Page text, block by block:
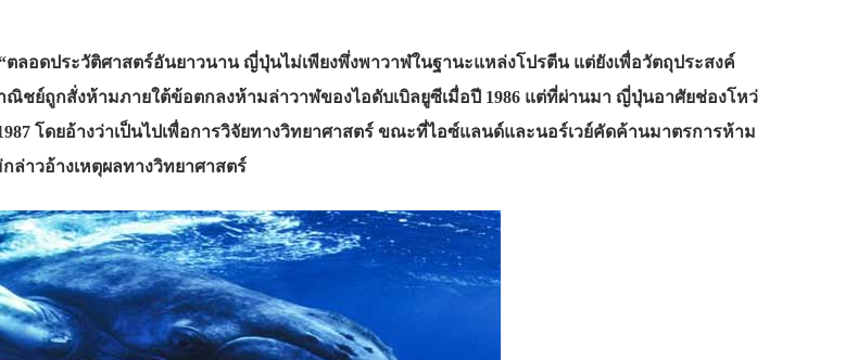
ตลอดประวัติศาสตร์อันยาวนาน ญี่ปุ่นไม่เพียงพึ่งพาวาฬในฐานะแหล่งโปรตีน แต่ยังเพื่อวัตถุประสงค์
ณิชย์ถูกสั่งห้ามภายใต้ข้อตกลงห้ามล่าวาฬของไอดับเบิลยูซีเมื่อปี 1986 แต่ที่ผ่านมา ญี่ปุ่นอาศัยช่องโหว่
โดยอ้างว่าเป็นไปเพื่อการวิจัยทางวิทยาศาสตร์ ขณะที่ไอซ์แลนด์และนอร์เวย์คัดค้านมาตรการห้าม
ล่าวอ้างเหตุผลทางวิทยาศาสตร์